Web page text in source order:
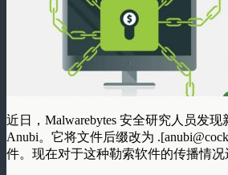
近日，Malwarebytes 安全研究人员发
Anubi。它将文件后缀改为
件。现在对于这种勒索软件的传播情况